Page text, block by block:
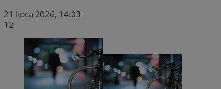
21 lipca 2026, 14:03
12